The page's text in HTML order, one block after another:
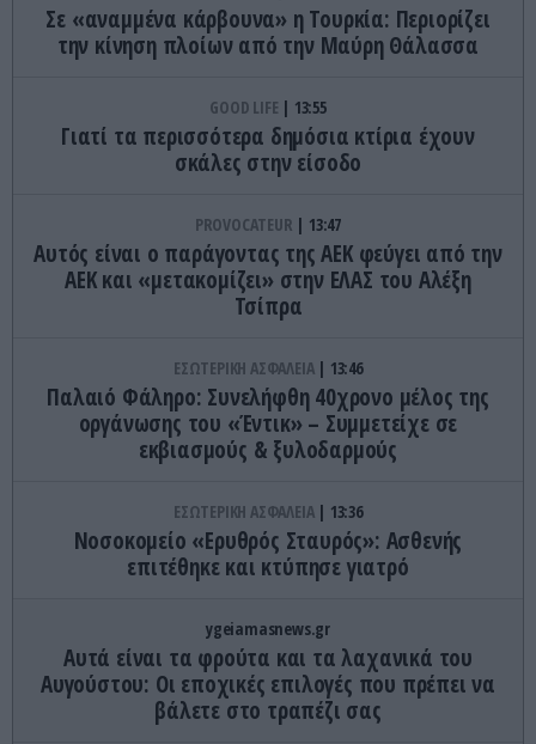
Σε «αναμμένα κάρβουνα» η Τουρκία: Περιορίζει
την κίνηση πλοίων από την Μαύρη Θάλασσα
GOOD LIFE 13:55
Γιατί τα περισσότερα δημόσια κτίρια έχουν
σκάλες στην είσοδο
PROVOCATEUR 13:47
Αυτός είναι ο παράγοντας της ΑΕΚ φεύγει από την
ΑΕΚ και «μετακομίζει» στην ΕΛΑΣ του Αλέξη
Τσίπρα
ΕΣΩΤΕΡΙΚΗ ΑΣΦΑΛΕΙΑ 13:46
Παλαιό Φάληρο: Συνελήφθη 40χρονο μέλος της
οργάνωσης του «Έντικ» – Συμμετείχε σε
εκβιασμούς & ξυλοδαρμούς
ΕΣΩΤΕΡΙΚΗ ΑΣΦΑΛΕΙΑ 13:36
Νοσοκομείο «Ερυθρός Σταυρός»: Ασθενής
επιτέθηκε και κτύπησε γιατρό
ygeiamasnews.gr
Αυτά είναι τα φρούτα και τα λαχανικά του
Αυγούστου: Οι εποχικές επιλογές που πρέπει να
βάλετε στο τραπέζι σας